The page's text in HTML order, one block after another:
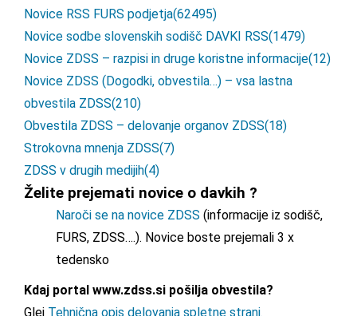
Novice RSS FURS podjetja(62495)
Novice sodbe slovenskih sodišč DAVKI RSS(1479)
Novice ZDSS – razpisi in druge koristne informacije(12)
Novice ZDSS (Dogodki, obvestila…) – vsa lastna
obvestila ZDSS(210)
Obvestila ZDSS – delovanje organov ZDSS(18)
Strokovna mnenja ZDSS(7)
ZDSS v drugih medijih(4)
Želite prejemati novice o davkih ?
Naroči se na novice ZDSS (informacije iz sodišč,
FURS, ZDSS….). Novice boste prejemali 3 x
tedensko
Kdaj portal www.zdss.si pošilja obvestila?
Glej Tehnična opis delovanja spletne strani.